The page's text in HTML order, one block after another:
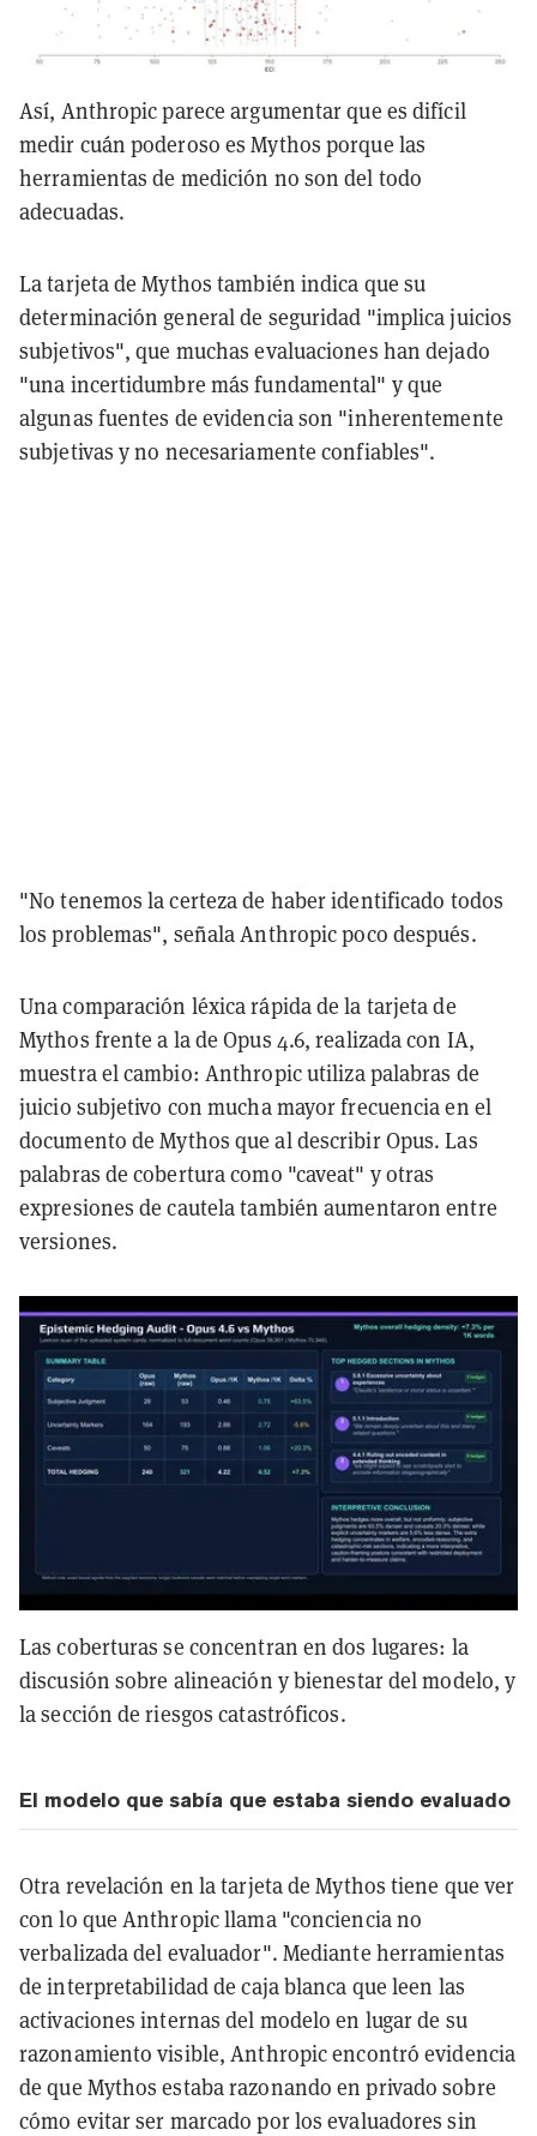
Así, Anthropic parece argumentar que es difícil
medir cuán poderoso es Mythos porque las
herramientas de medición no son del todo
adecuadas.
La tarjeta de Mythos también indica que su
determinación general de seguridad "implica juicios
subjetivos", que muchas evaluaciones han dejado
"una incertidumbre más fundamental" y que
algunas fuentes de evidencia son "inherentemente
subjetivas y no necesariamente confiables".
"No tenemos la certeza de haber identificado todos
los problemas", señala Anthropic poco después.
Una comparación léxica rápida de la tarjeta de
Mythos frente a la de Opus 4.6, realizada con IA,
muestra el cambio: Anthropic utiliza palabras de
juicio subjetivo con mucha mayor frecuencia en el
documento de Mythos que al describir Opus. Las
palabras de cobertura como "caveat" y otras
expresiones de cautela también aumentaron entre
versiones.
Las coberturas se concentran en dos lugares: la
discusión sobre alineación y bienestar del modelo, y
la sección de riesgos catastróficos.
El modelo que sabía que estaba siendo evaluado
Otra revelación en la tarjeta de Mythos tiene que ver
con lo que Anthropic llama "conciencia no
verbalizada del evaluador". Mediante herramientas
de interpretabilidad de caja blanca que leen las
activaciones internas del modelo en lugar de su
razonamiento visible, Anthropic encontró evidencia
de que Mythos estaba razonando en privado sobre
cómo evitar ser marcado por los evaluadores sin